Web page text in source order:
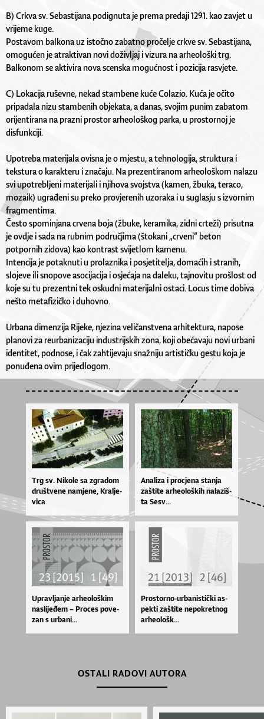
B) Crkva sv. Sebastijana podignuta je prema predaji 1291. kao zavjet u
vrijeme kuge.
Postavom balkona uz istočno zabatno pročelje crkve sv. Sebastijana,
omogućen je atraktivan novi doživljaj i vizura na arheološki trg.
Balkonom se aktivira nova scenska mogućnost i pozicija rasvjete.
C) Lokacija ruševne, nekad stambene kuće Colazio. Kuća je očito
pripadala nizu stambenih objekata, a danas, svojim punim zabatom
orijentirana na prazni prostor arheološkog parka, u prostornoj je
disfunkciji.
Upotreba materijala ovisna je o mjestu, a tehnologija, struktura i
tekstura o karakteru i značaju. Na prezentiranom arheološkom nalazu
svi upotrebljeni materijali i njihova svojstva (kamen, žbuka, teraco,
mozaik) ugrađeni su preko provjerenih uzoraka i u suglasju s izvornim
fragmentima.
Često spominjana crvena boja (žbuke, keramika, zidni crteži) prisutna
je ovdje i sada na rubnim područjima (štokani „crveni“ beton
potpornih zidova) kao kontrast svijetlom kamenu.
Intencija je potaknuti u prolaznika i posjetitelja, domaćih i stranih,
slojeve ili snopove asocijacija i osjećaja na daleku, tajnovitu prošlost od
koje su tu prezentni tek oskudni materijalni ostaci. Locus time dobiva
nešto metafizičko i duhovno.
Urbana dimenzija Rijeke, njezina veličanstvena arhitektura, napose
planovi za reurbanizaciju industrijskih zona, koji obećavaju novi urbani
identitet, podnose, i čak zahtijevaju snažniju artističku gestu koja je
ponuđena ovim prijedlogom.
Trg sv. Ni­ko­le sa zgra­dom
druš­tve­ne na­mje­ne, Kra­lje­
vi­ca
Ana­li­za i pro­cje­na stan­ja
zaš­ti­te ar­he­o­loš­kih na­la­ziš­
ta Se­sv...
Uprav­lja­nje ar­he­o­loš­kim
na­sli­je­đem – Pro­ces po­ve­
zan s ur­ba­ni...
Pros­tor­no­-ur­ba­nis­ti­čki as­
pek­ti zaš­ti­te ne­po­kret­nog
ar­he­o­lo­šk...
OSTALI RADOVI AUTORA